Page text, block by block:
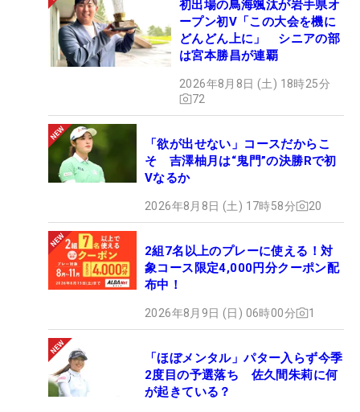
初出場の鳥海颯汰が岩手県オ
ープン初V「この大会を機に
どんどん上に」 シニアの部
は宮本勝昌が連覇
2026年8月8日 (土) 18時25分
72
「欲が出せない」コースだからこ
そ 吉澤柚月は“鬼門”の決勝Rで初
Vなるか
2026年8月8日 (土) 17時58分 20
2組7名以上のプレーに使える！対
象コース限定4,000円分クーポン配
布中！
2026年8月9日 (日) 06時00分 1
「ほぼメンタル」パター入らず今季
2度目の予選落ち 佐久間朱莉に何
が起きている？